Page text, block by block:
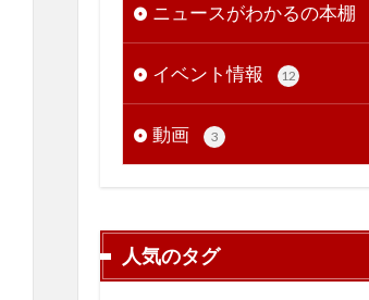
ニュースがわかるの本棚
イベント情報 12
動画 3
人気のタグ